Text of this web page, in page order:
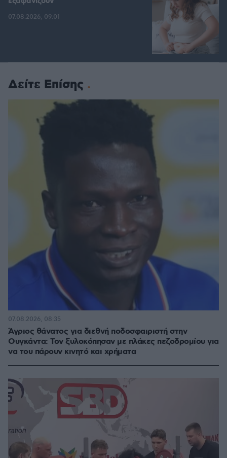
07.08.2026, 09:01
Δείτε Επίσης
Άγριος θάνατος για διεθνή ποδοσφαιριστή στην
Ουγκάντα: Τον ξυλοκόπησαν με πλάκες πεζοδρομίου για
να του πάρουν κινητό και χρήματα
07.08.2026, 08:35